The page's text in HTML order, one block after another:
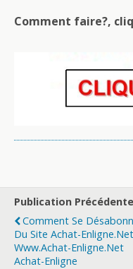
Comment faire?,
Publication Précédente
Comment Se
Du Site Achat-Enligne.net
Www.achat-Enligne.net
Achat-Enligne